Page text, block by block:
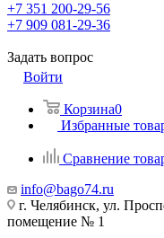
+7 351 200-29-56
+7 909 081-29-36
Задать вопрос
Войти
Корзина0
Избранные
Сравнение
info@bago74.ru
г. Челябинск, ул.
помещение № 1